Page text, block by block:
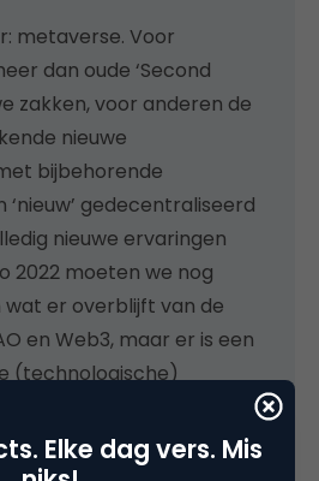
metaverse. Voor
dan oude ‘Second
zakken, voor anderen de
nieuwe
bijbehorende
gedecentraliseerd
nieuwe ervaringen
2022 moeten we nog
er overblijft van de
en Web3, maar er is een
(technologische)
(AR) invloed zullen
experience. Zelfs als je
Elke dag vers. Mis